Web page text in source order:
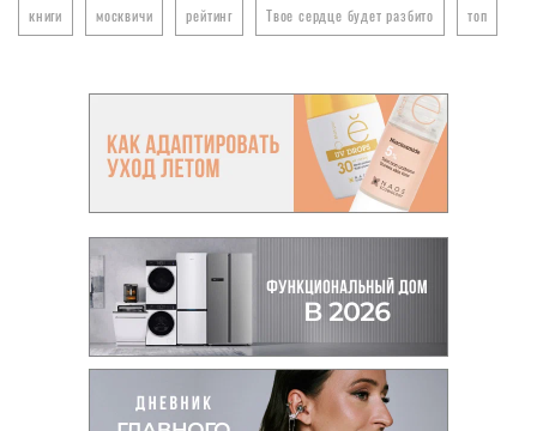
книги москвичи рейтинг Твое сердце будет разбито топ